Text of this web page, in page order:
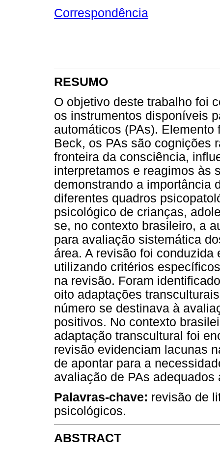
Correspondência
RESUMO
O objetivo deste trabalho foi
os instrumentos disponíveis
automáticos (PAs).
Beck, os PAs são cognições
fronteira da consciência,
interpretamos e reagimos às
demonstrando a importância
diferentes quadros
psicológico de crianças,
se, no contexto brasileiro, a
para avaliação sistemática
área. A revisão foi
utilizando critérios
na revisão. Foram
oito adaptações
número se destinava à
positivos. No contexto
adaptação transcultural foi
revisão evidenciam lacunas
de apontar para a
avaliação de PAs
Palavras-chave: revisão de
psicológicos.
ABSTRACT